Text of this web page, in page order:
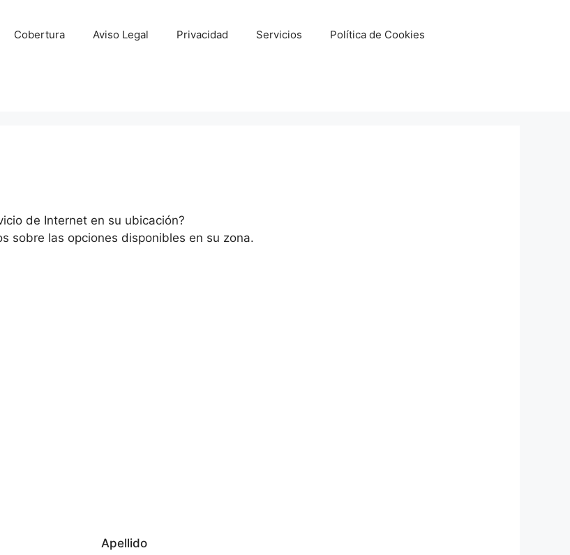
Cobertura Aviso Legal Privacidad Servicios Política de Cookies
de Internet en su ubicación?
sobre las opciones disponibles en su zona.
Apellido